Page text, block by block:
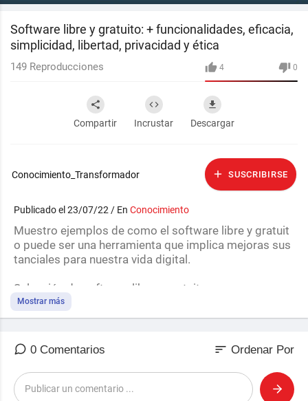
Software libre y gratuito: + funcionalidades, eficacia,
simplicidad, libertad, privacidad y ética
4 0
149 Reproducciones
Compartir Incrustar Descargar
Conocimiento_Transformador SUSCRIBIRSE
Publicado el 23/07/22 / En Conocimiento
⁣Muestro ejemplos de como el software libre y gratuit
o puede ser una herramienta que implica mejoras sus
tanciales para nuestra vida digital.
Selección de software libre y gratuito
Linux, Windows y Mac:https://t.me/tecnologiaconsci
Android y iOS:https://t.me/tecnologiaconsciente/4
Análisis de los motores de búsqueda alternativos: ⁣htt
ps://www.youtube.com/watch?v=VqrR-k66hHU
Mostrar más
0 Comentarios sort Ordenar Por